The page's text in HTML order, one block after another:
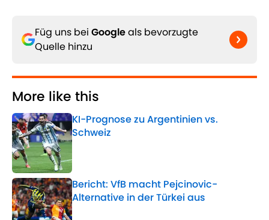
Füg uns bei Googleals bevorzugte
Quelle hinzu
More like this
KI-Prognose zu Argentinien vs.
Schweiz
Published by on Invalid Date
Bericht: VfB macht Pejcinovic-
Alternative in der Türkei aus
Published by on Invalid Date